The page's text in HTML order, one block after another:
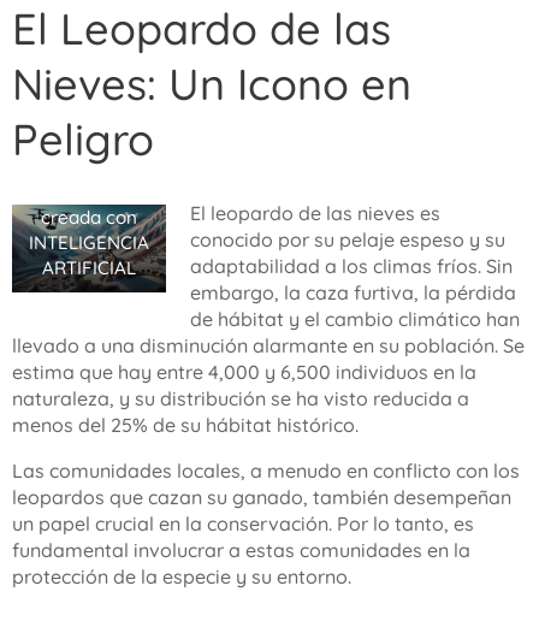
El Leopardo de las
Nieves: Un Icono en
Peligro
creada con
INTELIGENCIA
ARTIFICIAL
El leopardo de las nieves es
conocido por su pelaje espeso y su
adaptabilidad a los climas fríos. Sin
embargo, la caza furtiva, la pérdida
de hábitat y el cambio climático han
llevado a una disminución alarmante en su población. Se
estima que hay entre 4,000 y 6,500 individuos en la
naturaleza, y su distribución se ha visto reducida a
menos del 25% de su hábitat histórico.
Las comunidades locales, a menudo en conflicto con los
leopardos que cazan su ganado, también desempeñan
un papel crucial en la conservación. Por lo tanto, es
fundamental involucrar a estas comunidades en la
protección de la especie y su entorno.